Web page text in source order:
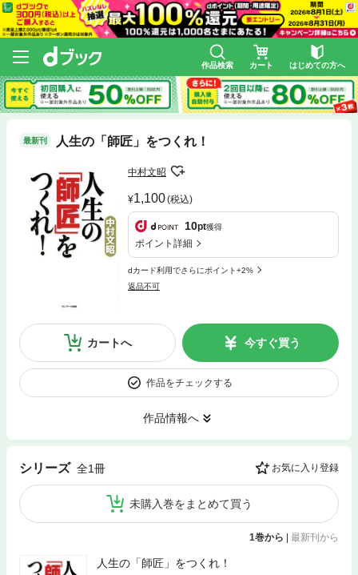
作品検索 カート はじめての方へ
最新刊 人生の「師匠」をつくれ！
中村文昭
1,100(税込)
10pt獲得
ポイント詳細
dカード利用でさらにポイント+2%
返品不可
カートへ 今すぐ買う
作品をチェックする
作品情報へ
シリーズ 全1冊 お気に入り登録
未購入巻をまとめて買う
1巻から | 最新刊から
人生の「師匠」をつくれ！